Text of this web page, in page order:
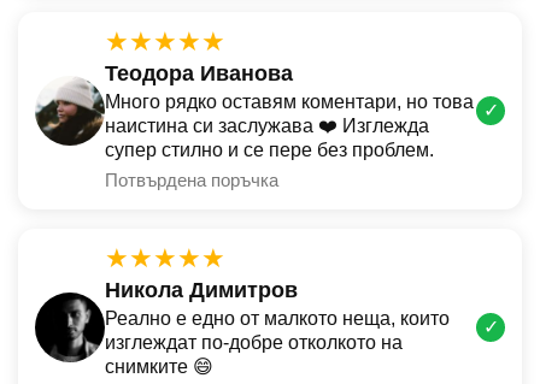
★★★★★
Теодора Иванова
Много рядко оставям коментари, но това
наистина си заслужава ❤️ Изглежда
супер стилно и се пере без проблем.
Потвърдена поръчка
✓
★★★★★
Никола Димитров
Реално е едно от малкото неща, които
изглеждат по-добре отколкото на
снимките 😄
✓